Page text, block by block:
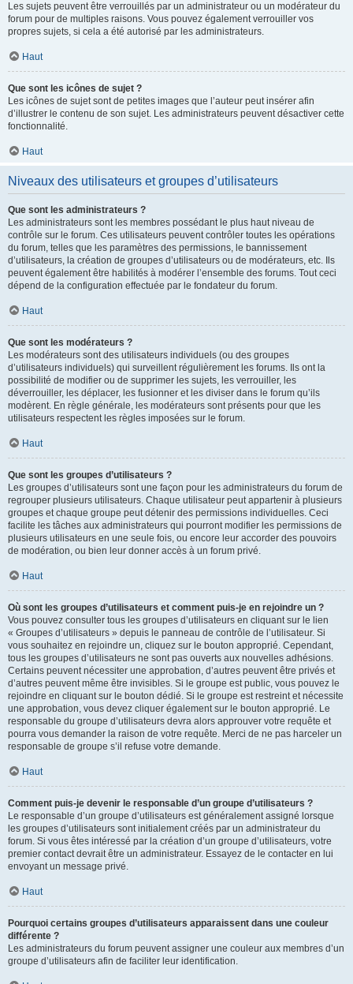
Les sujets peuvent être verrouillés par un administrateur ou un modérateur du
forum pour de multiples raisons. Vous pouvez également verrouiller vos
propres sujets, si cela a été autorisé par les administrateurs.
Haut
Que sont les icônes de sujet ?
Les icônes de sujet sont de petites images que l’auteur peut insérer afin
d’illustrer le contenu de son sujet. Les administrateurs peuvent désactiver cette
fonctionnalité.
Haut
Niveaux des utilisateurs et groupes d’utilisateurs
Que sont les administrateurs ?
Les administrateurs sont les membres possédant le plus haut niveau de
contrôle sur le forum. Ces utilisateurs peuvent contrôler toutes les opérations
du forum, telles que les paramètres des permissions, le bannissement
d’utilisateurs, la création de groupes d’utilisateurs ou de modérateurs, etc. Ils
peuvent également être habilités à modérer l’ensemble des forums. Tout ceci
dépend de la configuration effectuée par le fondateur du forum.
Haut
Que sont les modérateurs ?
Les modérateurs sont des utilisateurs individuels (ou des groupes
d’utilisateurs individuels) qui surveillent régulièrement les forums. Ils ont la
possibilité de modifier ou de supprimer les sujets, les verrouiller, les
déverrouiller, les déplacer, les fusionner et les diviser dans le forum qu’ils
modèrent. En règle générale, les modérateurs sont présents pour que les
utilisateurs respectent les règles imposées sur le forum.
Haut
Que sont les groupes d’utilisateurs ?
Les groupes d’utilisateurs sont une façon pour les administrateurs du forum de
regrouper plusieurs utilisateurs. Chaque utilisateur peut appartenir à plusieurs
groupes et chaque groupe peut détenir des permissions individuelles. Ceci
facilite les tâches aux administrateurs qui pourront modifier les permissions de
plusieurs utilisateurs en une seule fois, ou encore leur accorder des pouvoirs
de modération, ou bien leur donner accès à un forum privé.
Haut
Où sont les groupes d’utilisateurs et comment puis-je en rejoindre un ?
Vous pouvez consulter tous les groupes d’utilisateurs en cliquant sur le lien
« Groupes d’utilisateurs » depuis le panneau de contrôle de l’utilisateur. Si
vous souhaitez en rejoindre un, cliquez sur le bouton approprié. Cependant,
tous les groupes d’utilisateurs ne sont pas ouverts aux nouvelles adhésions.
Certains peuvent nécessiter une approbation, d’autres peuvent être privés et
d’autres peuvent même être invisibles. Si le groupe est public, vous pouvez le
rejoindre en cliquant sur le bouton dédié. Si le groupe est restreint et nécessite
une approbation, vous devez cliquer également sur le bouton approprié. Le
responsable du groupe d’utilisateurs devra alors approuver votre requête et
pourra vous demander la raison de votre requête. Merci de ne pas harceler un
responsable de groupe s’il refuse votre demande.
Haut
Comment puis-je devenir le responsable d’un groupe d’utilisateurs ?
Le responsable d’un groupe d’utilisateurs est généralement assigné lorsque
les groupes d’utilisateurs sont initialement créés par un administrateur du
forum. Si vous êtes intéressé par la création d’un groupe d’utilisateurs, votre
premier contact devrait être un administrateur. Essayez de le contacter en lui
envoyant un message privé.
Haut
Pourquoi certains groupes d’utilisateurs apparaissent dans une couleur
différente ?
Les administrateurs du forum peuvent assigner une couleur aux membres d’un
groupe d’utilisateurs afin de faciliter leur identification.